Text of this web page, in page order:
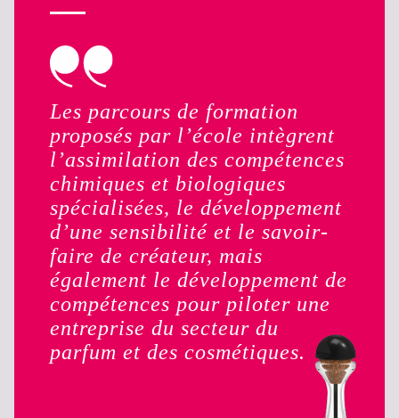
Les parcours de formation
proposés par l’école intègrent
l’assimilation des compétences
chimiques et biologiques
spécialisées, le développement
d’une sensibilité et le savoir-
faire de créateur, mais
également le développement de
compétences pour piloter une
entreprise du secteur du
parfum et des cosmétiques.